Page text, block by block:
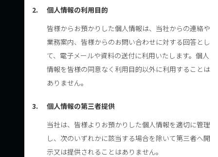
2.
個人情報の利用目的
皆様からお預かりした個人情報は、当社からの連絡や
業務案内、皆様からのお問い合わせに対する回答とし
て、電子メールや資料の送付に利用いたします。個人
情報を皆様の同意なく利用目的以外に利用することは
ありません。
3.
個人情報の第三者提供
当社は、皆様よりお預かりした個人情報を適切に管理
し、次のいずれかに該当する場合を除いて第三者へ開
示又は提供されることはありません。